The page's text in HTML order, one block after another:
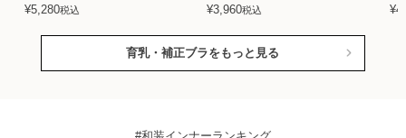
¥5,280税込
¥3,960税込
¥
育乳・補正ブラをもっと見る